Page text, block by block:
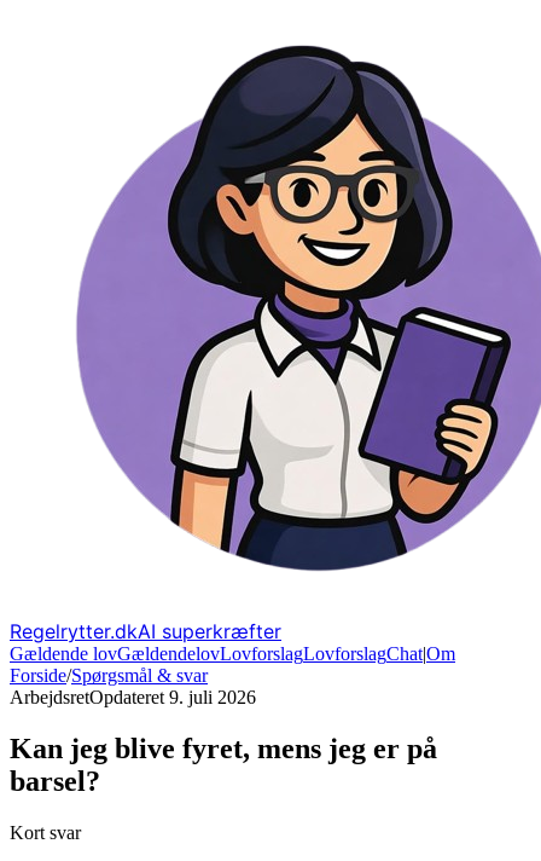
Regelrytter.dkAI superkræfter
Gældende lovGældendelovLovforslagLovforslagChat|Om
Forside/Spørgsmål & svar
ArbejdsretOpdateret 9. juli 2026
Kan jeg blive fyret, mens jeg er på
barsel?
Kort svar